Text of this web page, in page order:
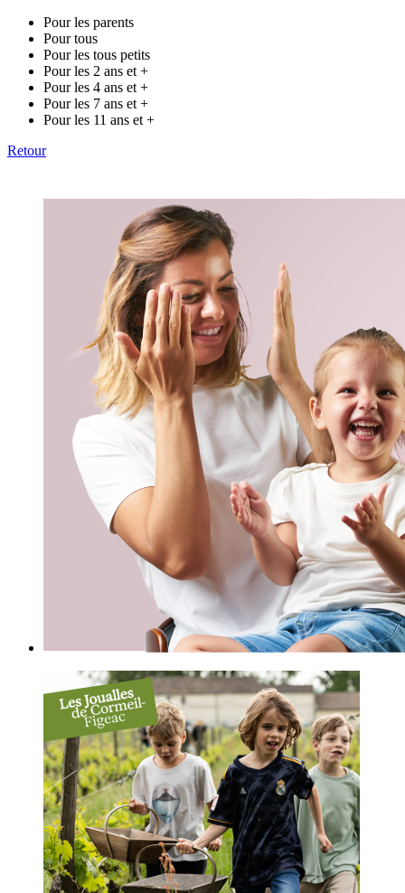
Pour les parents
Pour tous
Pour les tous petits
Pour les 2 ans et +
Pour les 4 ans et +
Pour les 7 ans et +
Pour les 11 ans et +
Retour